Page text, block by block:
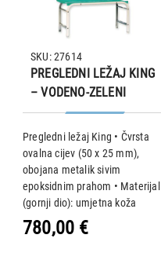
PREGLEDNI LEŽAJ KING
– VODENO-ZELENI
Pregledni ležaj King • Čvrsta
ovalna cijev (50 x 25 mm),
obojana metalik sivim
epoksidnim prahom • Materijal
(gornji dio): umjetna koža
(vatrootporna, periva, klasa 1
IM, s punjenjem velike gustoće)
SKU: 27614
780,00 €